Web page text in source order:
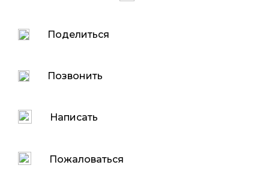
Поделиться
Позвонить
Написать
Пожаловаться